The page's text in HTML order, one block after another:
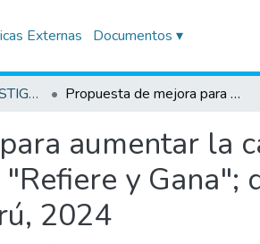
Externas Documentos ▾
TRABAJOS DE INVESTIGACIÓN Propuesta de mejora para aumentar la cantidad de referidos efectivos a través de la campaña "Refiere y Gana"; del Instituto Superior San Ignacio de Loyola, Perú, 2024
aumentar la
y Gana";
2024